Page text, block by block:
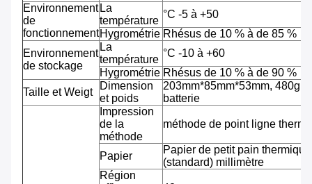
Environnement
de
fonctionnement
La
température
°C -5 à +50
Hygrométrie Rhésus de 10 % à de 85 %
Environnement
de stockage
La
température
°C -10 à +60
Hygrométrie Rhésus de 10 % à de 90 %
Taille et Weigt
Dimension
et poids
203mm*85mm*53mm, 480g
batterie
Impression
de la
méthode
méthode de point ligne
Papier
Papier de petit pain
(standard) millimètre
Région